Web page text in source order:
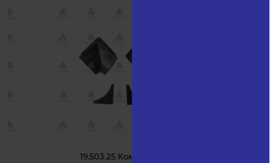
19.503.25 Комплект